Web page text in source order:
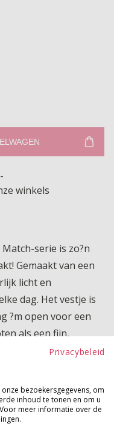
winkels
serie is zo?n
Gemaakt van een
licht en
dag. Het vestje is
?m open voor een
als een fijn,
met de rest
easy en
dag goed in voelt.
Privacybeleid
bezoekersgegevens, om
inhoud te tonen en om u
meer informatie over de